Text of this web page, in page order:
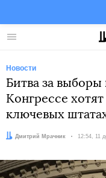
Меню
Новости
Битва за
Конгрессе
ключевых
Автор:
Дмитрий Мрачник Дата:
12:54, 11